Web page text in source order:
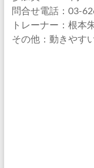
問合せ電話：03-
トレーナー：根本
その他：動きやす